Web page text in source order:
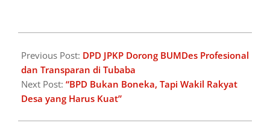
04-
11
Previous Post: DPD JPKP Dorong BUMDes Profesional
dan Transparan di Tubaba
Next Post: “BPD Bukan Boneka, Tapi Wakil Rakyat
Desa yang Harus Kuat”